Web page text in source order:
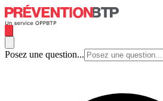
Posez une question...